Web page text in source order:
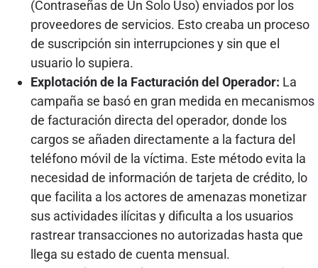
(Contraseñas de Un Solo Uso) enviados por los
proveedores de servicios. Esto creaba un proceso
de suscripción sin interrupciones y sin que el
usuario lo supiera.
Explotación de la Facturación del Operador: La
campaña se basó en gran medida en mecanismos
de facturación directa del operador, donde los
cargos se añaden directamente a la factura del
teléfono móvil de la víctima. Este método evita la
necesidad de información de tarjeta de crédito, lo
que facilita a los actores de amenazas monetizar
sus actividades ilícitas y dificulta a los usuarios
rastrear transacciones no autorizadas hasta que
llega su estado de cuenta mensual.